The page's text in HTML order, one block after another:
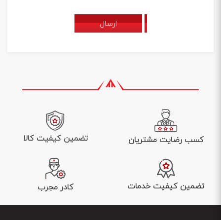
ارسال
کسب رضایت مشتریان تضمین کیفیت کالا
تضمین کیفیت خدمات کادر مجرب